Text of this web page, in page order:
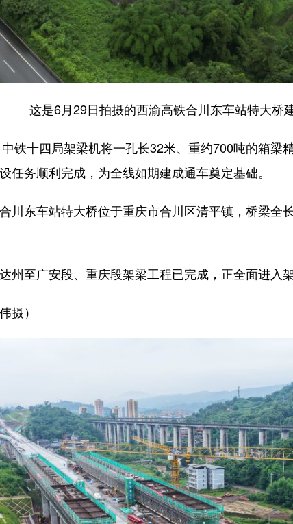
这是6月29日拍摄的西渝高铁合川东车站特大桥
十四局架梁机将一孔长32米、重约700吨的箱梁
任务顺利完成，为全线如期建成通车奠定基础。
东车站特大桥位于重庆市合川区清平镇，桥梁全
至广安段、重庆段架梁工程已完成，正全面进入架
）